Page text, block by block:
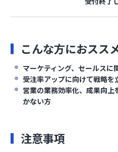
こんな方におスス
マーケティング、セールスに
受注率アップに向けて戦略
営業の業務効率化、成果向
かない方
注意事項